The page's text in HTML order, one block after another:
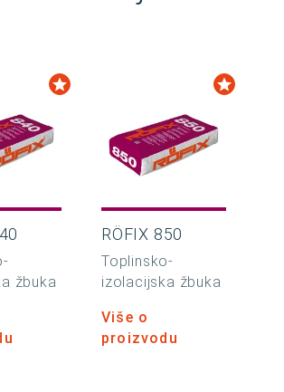
žbuka
RÖFIX 850
Toplinsko-
izolacijska žbuka
Više o
proizvodu